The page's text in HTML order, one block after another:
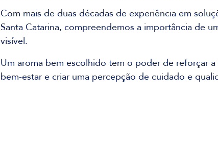
Com mais de duas décadas de experiência em
Santa Catarina, compreendemos a importância de
visível.
Um aroma bem escolhido tem o poder de reforçar
bem-estar e criar uma percepção de cuidado e